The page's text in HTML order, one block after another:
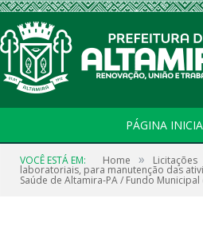
PÁGINA
VOCÊ ESTÁ EM: Home » Licitações
laboratoriais, para manutenção das
Saúde de Altamira-PA / Fundo Municipal